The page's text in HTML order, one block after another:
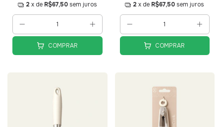
2 x de R$67,50 sem juros
COMPRAR
2 x de R$67,50 sem juros
COMPRAR